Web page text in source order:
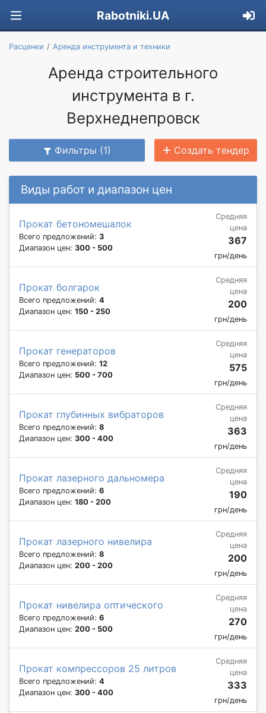
Rabotniki.UA
Расценки Аренда инструмента и техники
Аренда строительного
инструмента в г.
Верхнеднепровск
Фильтры (1) Создать тендер
Виды работ и диапазон цен
Прокат бетономешалок
Всего предложений: 3
Диапазон цен: 300 - 500
Средняя
цена
367
грн/день
Прокат болгарок
Всего предложений: 4
Диапазон цен: 150 - 250
Средняя
цена
200
грн/день
Прокат генераторов
Всего предложений: 12
Диапазон цен: 500 - 700
Средняя
цена
575
грн/день
Прокат глубинных вибраторов
Всего предложений: 8
Диапазон цен: 300 - 400
Средняя
цена
363
грн/день
Прокат лазерного дальномера
Всего предложений: 6
Диапазон цен: 180 - 200
Средняя
цена
190
грн/день
Прокат лазерного нивелира
Всего предложений: 8
Диапазон цен: 200 - 200
Средняя
цена
200
грн/день
Прокат нивелира оптического
Всего предложений: 6
Диапазон цен: 200 - 500
Средняя
цена
270
грн/день
Прокат компрессоров 25 литров
Всего предложений: 4
Диапазон цен: 300 - 400
Средняя
цена
333
грн/день